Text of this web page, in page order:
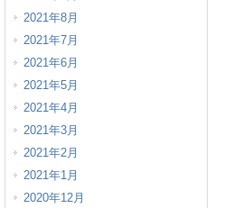
2021年8月
2021年7月
2021年6月
2021年5月
2021年4月
2021年3月
2021年2月
2021年1月
2020年12月